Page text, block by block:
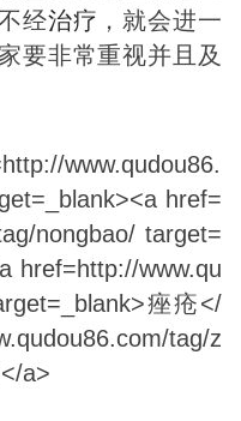
经治疗 ，就会进一
要非常重视并且及